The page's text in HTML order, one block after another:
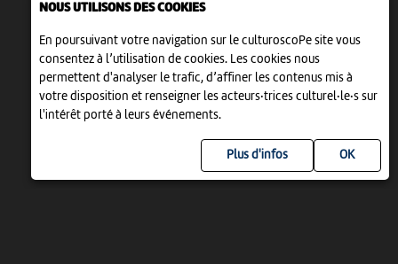
NOUS UTILISONS DES COOKIES
En poursuivant votre navigation sur le culturoscoPe site vous
consentez à l’utilisation de cookies. Les cookies nous
permettent d'analyser le trafic, d’affiner les contenus mis à
votre disposition et renseigner les acteurs·trices culturel·le·s sur
l'intérêt porté à leurs événements.
Plus d'infos